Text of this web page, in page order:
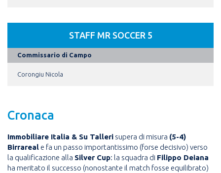
STAFF MR SOCCER 5
Commissario di Campo
Corongiu Nicola
Cronaca
Immobiliare Italia & Su Talleri supera di misura (5-4)
Birrareal e fa un passo importantissimo (forse decisivo) verso
la qualificazione alla Silver Cup: la squadra di Filippo Deiana
ha meritato il successo (nonostante il match fosse equilibrato)